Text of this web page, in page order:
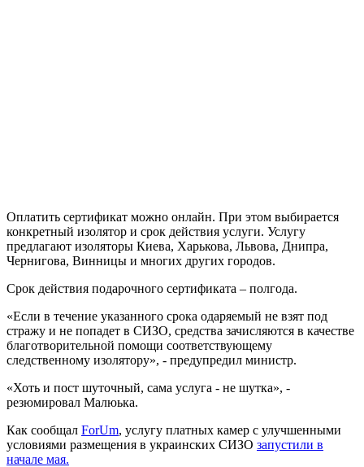
Оплатить сертификат можно онлайн. При этом выбирается
конкретный изолятор и срок действия услуги. Услугу
предлагают изоляторы Киева, Харькова, Львова, Днипра,
Чернигова, Винницы и многих других городов.
Срок действия подарочного сертификата – полгода.
«Если в течение указанного срока одаряемый не взят под
стражу и не попадет в СИЗО, средства зачисляются в качестве
благотворительной помощи соответствующему
следственному изолятору», - предупредил министр.
«Хоть и пост шуточный, сама услуга - не шутка», -
резюмировал Малюька.
Как сообщал ForUm, услугу платных камер с улучшенными
условиями размещения в украинских СИЗО запустили в
начале мая.